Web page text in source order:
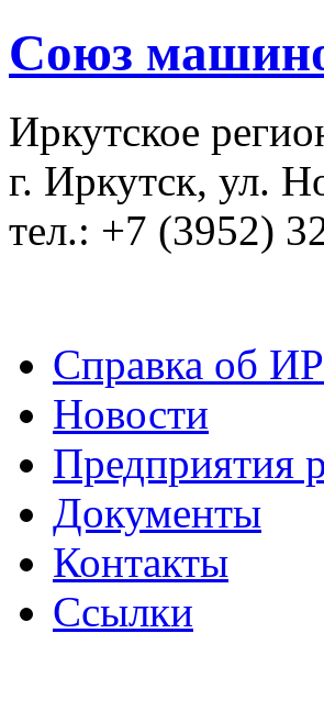
Союз
Иркутское
г. Иркутск, ул.
тел.: +7 (3952)
Справка об
Новости
Предприятия
Документы
Контакты
Ссылки